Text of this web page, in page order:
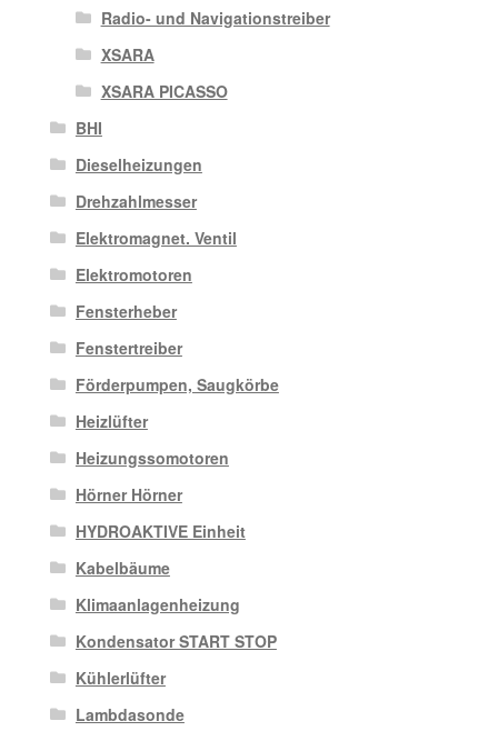
Radio- und Navigationstreiber
XSARA
XSARA PICASSO
BHI
Dieselheizungen
Drehzahlmesser
Elektromagnet. Ventil
Elektromotoren
Fensterheber
Fenstertreiber
Förderpumpen, Saugkörbe
Heizlüfter
Heizungssomotoren
Hörner Hörner
HYDROAKTIVE Einheit
Kabelbäume
Klimaanlagenheizung
Kondensator START STOP
Kühlerlüfter
Lambdasonde